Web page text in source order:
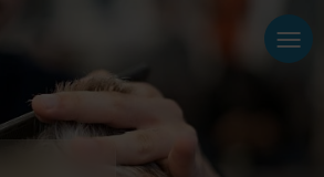
FARMACÉUTICO